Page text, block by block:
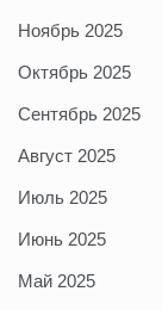
Ноябрь 2025
Октябрь 2025
Сентябрь 2025
Август 2025
Июль 2025
Июнь 2025
Май 2025